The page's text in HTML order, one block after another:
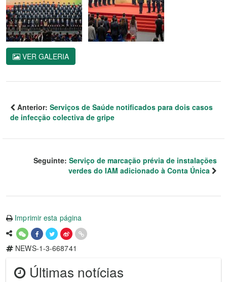
VER GALERIA
Anterior: Serviços de Saúde notificados para dois casos
de infecção colectiva de gripe
Seguinte: Serviço de marcação prévia de instalações
verdes do IAM adicionado à Conta Única
Imprimir esta página
NEWS-1-3-668741
Últimas notícias